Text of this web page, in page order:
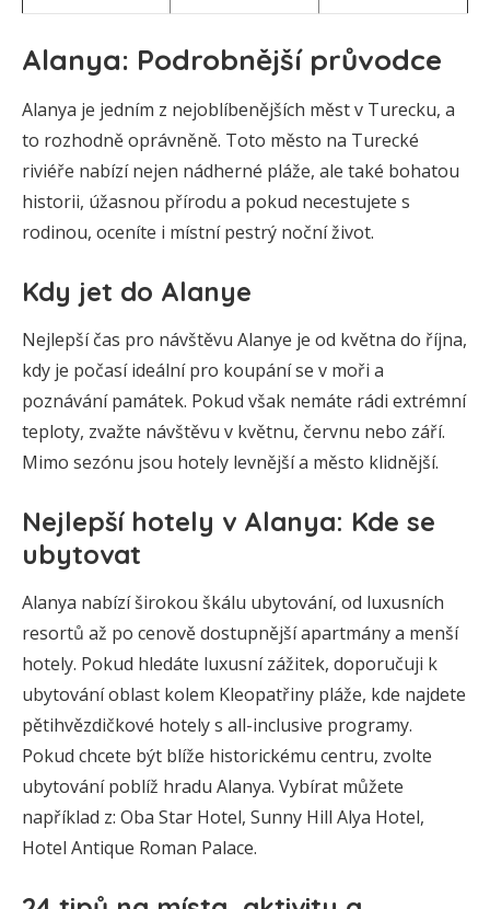
Alanya: Podrobnější průvodce
Alanya je jedním z nejoblíbenějších měst v Turecku, a
to rozhodně oprávněně. Toto město na Turecké
riviéře nabízí nejen nádherné pláže, ale také bohatou
historii, úžasnou přírodu a pokud necestujete s
rodinou, oceníte i místní pestrý noční život.
Kdy jet do Alanye
Nejlepší čas pro návštěvu Alanye je od května do října,
kdy je počasí ideální pro koupání se v moři a
poznávání památek. Pokud však nemáte rádi extrémní
teploty, zvažte návštěvu v květnu, červnu nebo září.
Mimo sezónu jsou hotely levnější a město klidnější.
Nejlepší hotely v Alanya: Kde se
ubytovat
Alanya nabízí širokou škálu ubytování, od luxusních
resortů až po cenově dostupnější apartmány a menší
hotely. Pokud hledáte luxusní zážitek, doporučuji k
ubytování oblast kolem Kleopatřiny pláže, kde najdete
pětihvězdičkové hotely s all-inclusive programy.
Pokud chcete být blíže historickému centru, zvolte
ubytování poblíž hradu Alanya. Vybírat můžete
například z: Oba Star Hotel, Sunny Hill Alya Hotel,
Hotel Antique Roman Palace.